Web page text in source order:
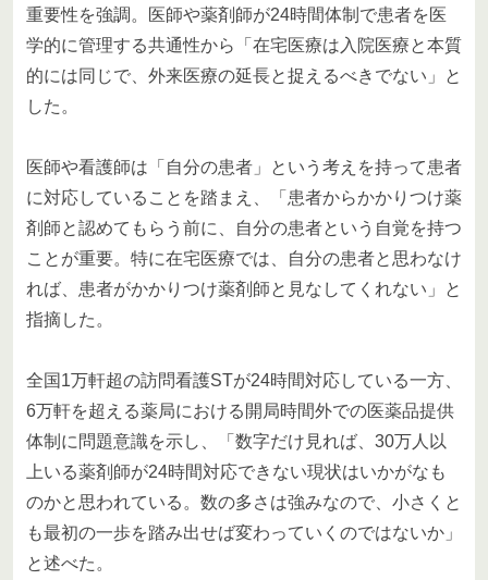
重要性を強調。医師や薬剤師が24時間体制で患者を医
学的に管理する共通性から「在宅医療は入院医療と本質
的には同じで、外来医療の延長と捉えるべきでない」と
した。
医師や看護師は「自分の患者」という考えを持って患者
に対応していることを踏まえ、「患者からかかりつけ薬
剤師と認めてもらう前に、自分の患者という自覚を持つ
ことが重要。特に在宅医療では、自分の患者と思わなけ
れば、患者がかかりつけ薬剤師と見なしてくれない」と
指摘した。
全国1万軒超の訪問看護STが24時間対応している一方、
6万軒を超える薬局における開局時間外での医薬品提供
体制に問題意識を示し、「数字だけ見れば、30万人以
上いる薬剤師が24時間対応できない現状はいかがなも
のかと思われている。数の多さは強みなので、小さくと
も最初の一歩を踏み出せば変わっていくのではないか」
と述べた。